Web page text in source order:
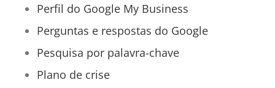
Perfil do Google My Business
Perguntas e respostas do Google
Pesquisa por palavra-chave
Plano de crise